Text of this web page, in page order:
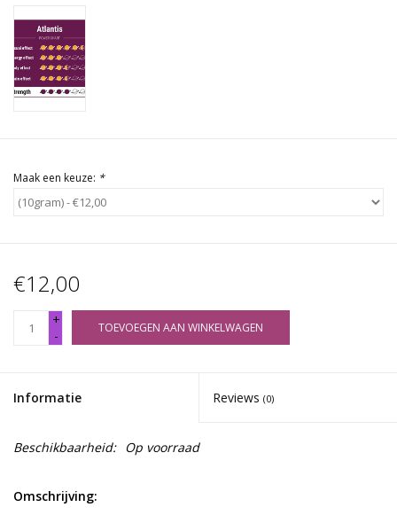
Maak een keuze: *
€12,00
+
-
TOEVOEGEN AAN WINKELWAGEN
Informatie Reviews (0)
Beschikbaarheid: Op voorraad
Omschrijving: